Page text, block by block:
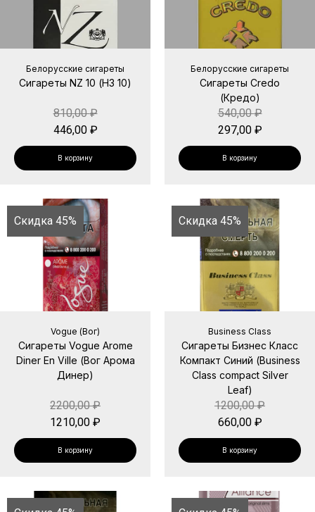
Белорусские сигареты
Сигареты NZ 10 (НЗ 10)
810,00₽
446,00 ₽
В корзину
Белорусские сигареты
Сигареты Credo
(Кредо)
540,00₽
297,00 ₽
В корзину
Скидка 45%
Vogue (Вог)
Сигареты Vogue Arome
Diner En Ville (Вог Арома
Динер)
2200,00₽
1210,00 ₽
В корзину
Скидка 45%
Business Class
Сигареты Бизнес Класс
Компакт Синий (Business
Class compact Silver
Leaf)
1200,00₽
660,00 ₽
В корзину